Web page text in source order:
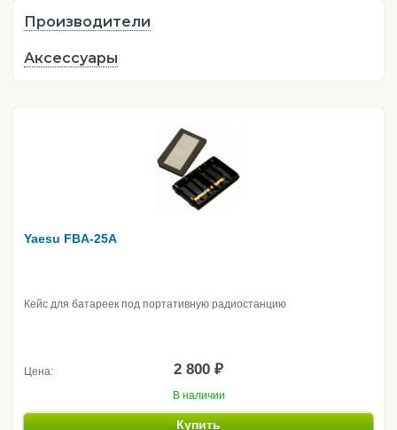
Производители
Аксессуары
Yaesu FBA-25A
Кейс для батареек под портативную радиостанцию
Цена: 2 800 ₽
В наличии
Купить